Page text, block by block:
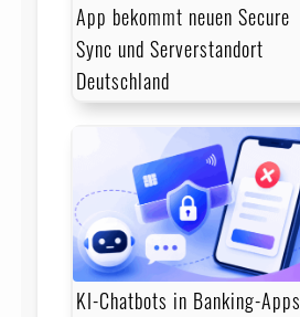
App bekommt neuen Secure
Sync und Serverstandort
Deutschland
KI-Chatbots in Banking-Apps